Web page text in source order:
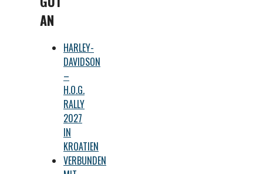
AN
HARLEY-
DAVIDSON
–
H.O.G.
RALLY
2027
IN
KROATIEN
VERBUNDEN